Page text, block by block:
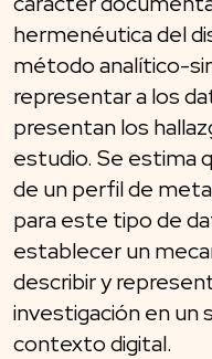
hermenéutica del
método analítico-
representar a los
presentan los
estudio. Se estima
de un perfil de
para este tipo de
establecer un
describir y
investigación en un
contexto digital.